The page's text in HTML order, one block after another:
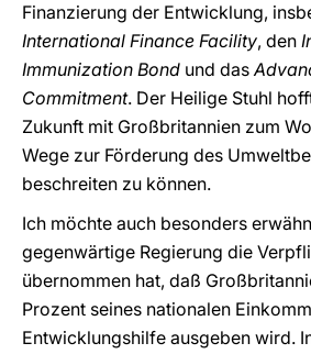
Finanzierung der Entwicklung,
International Finance Facility, den
Immunization Bond und das
Commitment. Der Heilige Stuhl
Zukunft mit Großbritannien zum
Wege zur Förderung des
beschreiten zu können.
Ich möchte auch besonders
gegenwärtige Regierung die
übernommen hat, daß
Prozent seines nationalen
Entwicklungshilfe ausgeben wird.